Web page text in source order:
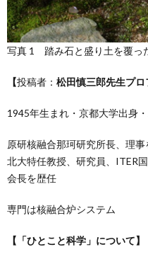
写真 1 踏み石と盛り土を覆っ
【投稿者： 松田慎三郎先生プロ
1945年生まれ・京都大学出身
原研核融合那珂研究所長、理
北大特任教授、研究員、ITER
会長を歴任
専門は核融合炉システム
【「ひとこと科学」について】